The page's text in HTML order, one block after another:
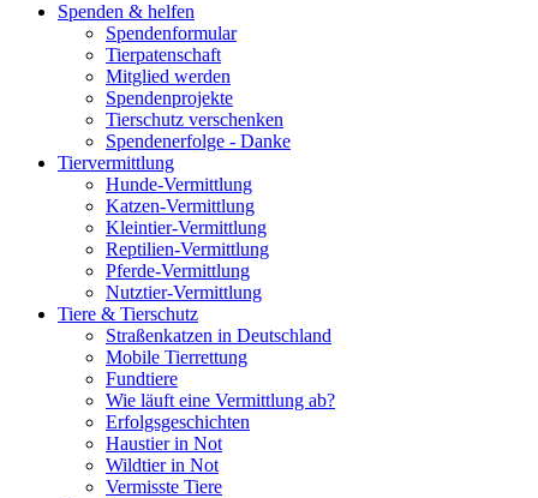
Spenden & helfen
Spendenformular
Tierpatenschaft
Mitglied werden
Spendenprojekte
Tierschutz verschenken
Spendenerfolge - Danke
Tiervermittlung
Hunde-Vermittlung
Katzen-Vermittlung
Kleintier-Vermittlung
Reptilien-Vermittlung
Pferde-Vermittlung
Nutztier-Vermittlung
Tiere & Tierschutz
Straßenkatzen in Deutschland
Mobile Tierrettung
Fundtiere
Wie läuft eine Vermittlung ab?
Erfolgsgeschichten
Haustier in Not
Wildtier in Not
Vermisste Tiere